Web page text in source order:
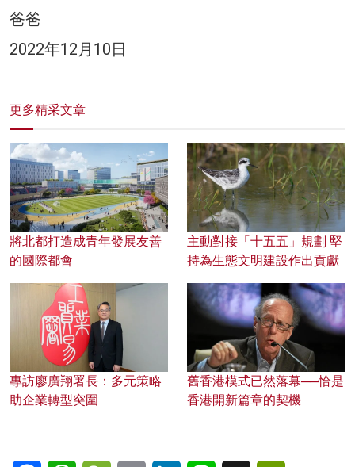
爸爸
2022年12月10日
更多精采文章
將北都打造成青年發展友善
的國際都會
主動對接「十五五」規劃 堅
持為生態文明建設作出貢獻
專訪廖廣翔署長：多元策略
助企業轉型突圍
舊香港模式已然落幕──恰是
香港開新篇章的契機